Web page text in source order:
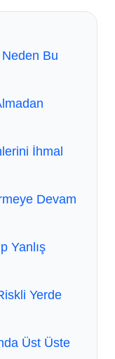
Bu
İhmal
Devam
Yanlış
Yerde
Üst Üste